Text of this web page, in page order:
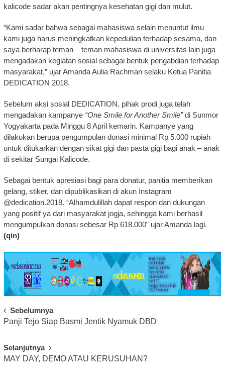
kalicode sadar akan pentingnya kesehatan gigi dan mulut.
“Kami sadar bahwa sebagai mahasiswa selain menuntut ilmu
kami juga harus meningkatkan kepedulian terhadap sesama, dan
saya berharap teman – teman mahasiswa di universitas lain juga
mengadakan kegiatan sosial sebagai bentuk pengabdian terhadap
masyarakat,” ujar Amanda Aulia Rachman selaku Ketua Panitia
DEDICATION 2018.
Sebelum aksi sosial DEDICATION, pihak prodi juga telah
mengadakan kampanye “One Smile for Another Smile”di Sunmor
Yogyakarta pada Minggu 8 April kemarin. Kampanye yang
dilakukan berupa pengumpulan donasi minimal Rp 5.000 rupiah
untuk ditukarkan dengan sikat gigi dan pasta gigi bagi anak – anak
di sekitar Sungai Kalicode.
Sebagai bentuk apresiasi bagi para donatur, panitia memberikan
gelang, stiker, dan dipublikasikan di akun Instagram
@dedication.2018. “Alhamdulillah dapat respon dan dukungan
yang positif ya dari masyarakat jogja, sehingga kami berhasil
mengumpulkan donasi sebesar Rp 618.000” ujar Amanda lagi.
(qin)
Post
Navigation
Sebelumnya
Panji Tejo Siap Basmi Jentik Nyamuk DBD
Selanjutnya
MAY DAY, DEMO ATAU KERUSUHAN?